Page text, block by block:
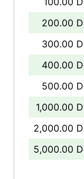
200.00
300.00
400.00
500.00
1,000.00
2,000.00
5,000.00